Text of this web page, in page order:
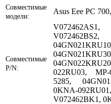
Совместимые
модели:
Asus Eee PC
Совместимые
P/N:
V072462AS1,
022RU03, MP-
5285,
0KNA-
V072462BK1,